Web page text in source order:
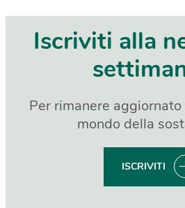
Iscriviti alla
Per rimanere
mondo della
ISCRIVITI